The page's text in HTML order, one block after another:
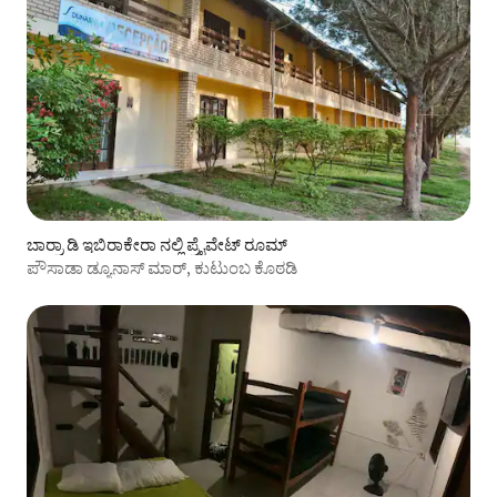
ಬಾರ್ರಾ ಡಿ ಇಬಿರಾಕೇರಾ ನಲ್ಲಿ ಪ್ರೈವೇಟ್ ರೂಮ್
ಪೌಸಾಡಾ ಡ್ಯೂನಾಸ್ ಮಾರ್, ಕುಟುಂಬ ಕೊಠಡಿ